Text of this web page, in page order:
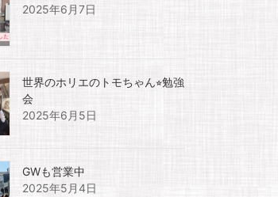
2025年6月7日
世界のホリエのトモちゃん⭐︎勉強
会
2025年6月5日
GWも営業中
2025年5月4日